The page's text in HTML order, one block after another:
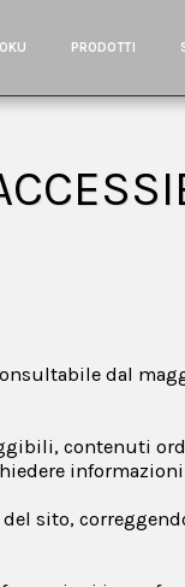
PRODOTTI
dal
contenuti
sito,